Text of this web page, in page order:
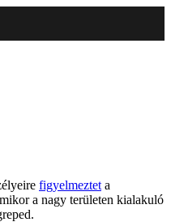
figyelmeztet a
a nagy területen kialakuló